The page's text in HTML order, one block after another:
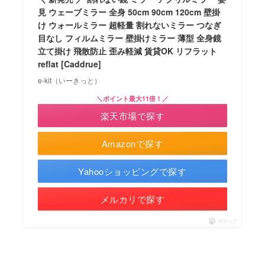
見 ウェーブミラー 全身 50cm 90cm 120cm 壁掛
け ウォールミラー 超軽量 割れないミラー つなぎ
目なし フィルムミラー 壁掛けミラー 薄型 全身鏡
立て掛け 飛散防止 歪み軽減 賃貸OK リフラット
reflat [Caddrue]
e-kit（いーきっと）
Amazonで探す
＼ポイント最大11倍！／
楽天市場で探す
Yahooショッピングで探す
メルカリで探す
ポチップ